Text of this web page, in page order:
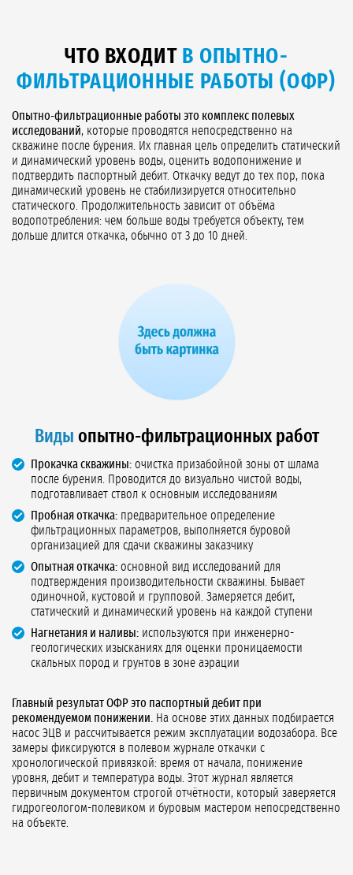
ЧТО ВХОДИТ В ОПЫТНО-
ФИЛЬТРАЦИОННЫЕ РАБОТЫ (ОФР)
Опытно-фильтрационные работы это комплекс полевых
исследований, которые проводятся непосредственно на
скважине после бурения. Их главная цель определить статический
и динамический уровень воды, оценить водопонижение и
подтвердить паспортный дебит. Откачку ведут до тех пор, пока
динамический уровень не стабилизируется относительно
статического. Продолжительность зависит от объёма
водопотребления: чем больше воды требуется объекту, тем
дольше длится откачка, обычно от 3 до 10 дней.
Виды опытно-фильтрационных работ
Прокачка скважины: очистка призабойной зоны от шлама
после бурения. Проводится до визуально чистой воды,
подготавливает ствол к основным исследованиям
Пробная откачка: предварительное определение
фильтрационных параметров, выполняется буровой
организацией для сдачи скважины заказчику
Опытная откачка: основной вид исследований для
подтверждения производительности скважины. Бывает
одиночной, кустовой и групповой. Замеряется дебит,
статический и динамический уровень на каждой ступени
Нагнетания и наливы: используются при инженерно-
геологических изысканиях для оценки проницаемости
скальных пород и грунтов в зоне аэрации
Главный результат ОФР это паспортный дебит при
рекомендуемом понижении.
На основе этих данных подбирается
насос ЭЦВ и рассчитывается режим эксплуатации водозабора. Все
замеры фиксируются в полевом журнале откачки с
хронологической привязкой: время от начала, понижение
уровня, дебит и температура воды. Этот журнал является
первичным документом строгой отчётности, который заверяется
гидрогеологом-полевиком и буровым мастером непосредственно
на объекте.